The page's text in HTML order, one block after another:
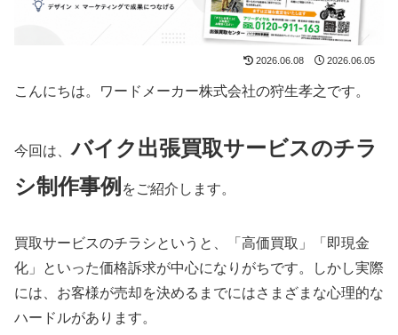
2026.06.08 2026.06.05
こんにちは。ワードメーカー株式会社の狩生孝之です。
今回は、バイク出張買取サービスのチラ
シ制作事例 をご紹介します。
買取サービスのチラシというと、「高価買取」「即現金
化」といった価格訴求が中心になりがちです。しかし実際
には、お客様が売却を決めるまでにはさまざまな心理的な
ハードルがあります。